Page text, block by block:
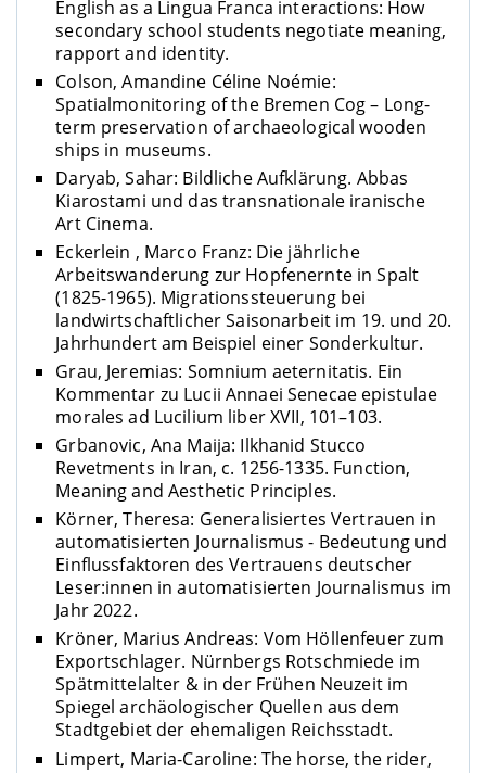
English as a Lingua Franca interactions: How
secondary school students negotiate meaning,
rapport and identity.
Colson, Amandine Céline Noémie:
Spatialmonitoring of the Bremen Cog – Long-
term preservation of archaeological wooden
ships in museums.
Daryab, Sahar: Bildliche Aufklärung. Abbas
Kiarostami und das transnationale iranische
Art Cinema.
Eckerlein , Marco Franz: Die jährliche
Arbeitswanderung zur Hopfenernte in Spalt
(1825-1965). Migrationssteuerung bei
landwirtschaftlicher Saisonarbeit im 19. und 20.
Jahrhundert am Beispiel einer Sonderkultur.
Grau, Jeremias: Somnium aeternitatis. Ein
Kommentar zu Lucii Annaei Senecae epistulae
morales ad Lucilium liber XVII, 101–103.
Grbanovic, Ana Maija: Ilkhanid Stucco
Revetments in Iran, c. 1256-1335. Function,
Meaning and Aesthetic Principles.
Körner, Theresa: Generalisiertes Vertrauen in
automatisierten Journalismus - Bedeutung und
Einflussfaktoren des Vertrauens deutscher
Leser:innen in automatisierten Journalismus im
Jahr 2022.
Kröner, Marius Andreas: Vom Höllenfeuer zum
Exportschlager. Nürnbergs Rotschmiede im
Spätmittelalter & in der Frühen Neuzeit im
Spiegel archäologischer Quellen aus dem
Stadtgebiet der ehemaligen Reichsstadt.
Limpert, Maria-Caroline: The horse, the rider,